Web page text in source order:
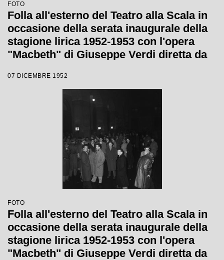
FOTO
Folla all'esterno del Teatro alla Scala in
occasione della serata inaugurale della
stagione lirica 1952-1953 con l'opera
"Macbeth" di Giuseppe Verdi diretta da
Ebert
07 DICEMBRE 1952
FOTO
Folla all'esterno del Teatro alla Scala in
occasione della serata inaugurale della
stagione lirica 1952-1953 con l'opera
"Macbeth" di Giuseppe Verdi diretta da